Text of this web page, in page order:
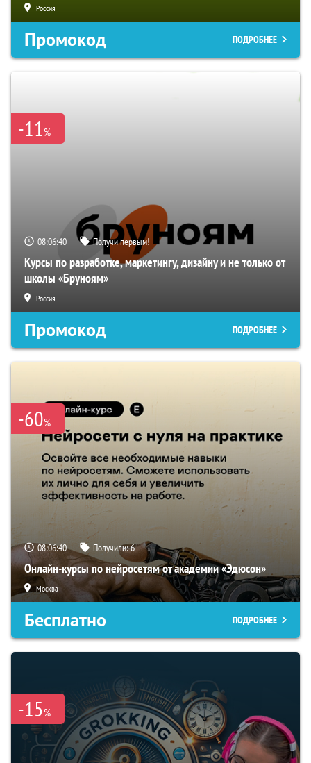
Россия
Промокод ПОДРОБНЕЕ
-11%
08:06:39 Получи первым!
Курсы по разработке, маркетингу, дизайну и не только от
школы «Бруноям»
Россия
Промокод ПОДРОБНЕЕ
-60%
08:06:39 Получили:6
Онлайн-курсы по нейросетям от академии «Эдюсон»
Москва
Бесплатно ПОДРОБНЕЕ
-15%